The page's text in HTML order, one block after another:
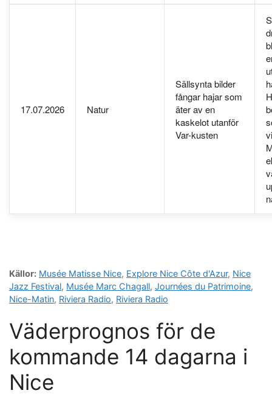
17.07.2026 Natur
Sällsynta bilder
fångar hajar som
äter av en
kaskelot utanför
Var-kusten
Källor: Musée Matisse Nice, Explore Nice Côte d'Azur, Nice
Jazz Festival, Musée Marc Chagall, Journées du Patrimoine,
Nice-Matin, Riviera Radio, Riviera Radio
Väderprognos för de
kommande 14 dagarna i
Nice